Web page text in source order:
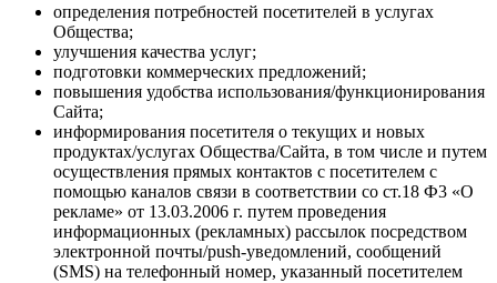
определения потребностей посетителей в услугах
Общества;
улучшения качества услуг;
подготовки коммерческих предложений;
повышения удобства использования/функционирования
Сайта;
информирования посетителя о текущих и новых
продуктах/услугах Общества/Сайта, в том числе и путем
осуществления прямых контактов с посетителем с
помощью каналов связи в соответствии со ст.18 Ф3 «О
рекламе» от 13.03.2006 г. путем проведения
информационных (рекламных) рассылок посредством
электронной почты/push-уведомлений, сообщений
(SMS) на телефонный номер, указанный посетителем